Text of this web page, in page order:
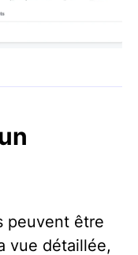
peuvent être
vue détaillée,